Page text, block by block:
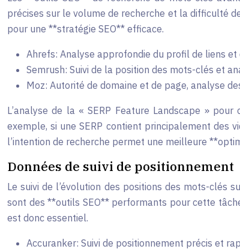
précises sur le volume de recherche et la difficulté
pour une **stratégie SEO** efficace.
Ahrefs: Analyse approfondie du profil de liens
Semrush: Suivi de la position des mots-clés et
Moz: Autorité de domaine et de page, analyse
L’analyse de la « SERP Feature Landscape »
exemple, si une SERP contient principalement des
l’intention de recherche permet une meilleure
Données de suivi de positionnement
Le suivi de l’évolution des positions des mots-clés
sont des **outils SEO** performants pour cette
est donc essentiel.
Accuranker: Suivi de positionnement précis et